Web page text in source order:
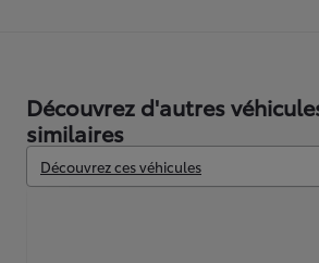
Découvrez d'autres
similaires
Découvrez ces véhicules